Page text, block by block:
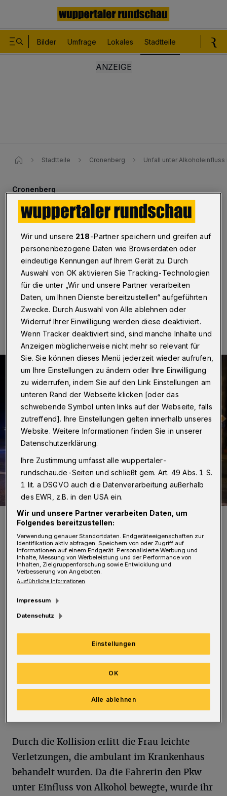
Bilder Umfrage Lokales Stadtteile
Stadtteile Cronenberg Unfall unter
Cronenberg
Unfall unter Alkoholeinfluss
Wuppertal·Am frühen Montag (21. Oktober 2024)
gegen 3:20 Uhr hat sich auf der Straße Wahlert zur
Kohlfurther Brücke ein Verkehrsunfall ereignet, bei dem
eine 40-Jährige leichte Verletzungen erlitt.
21.10.2024 , 11:25 Uhr Eine Minute Lesezeit
Symbolbild.
Foto: Christoph Petersen
D
Polizei mit ihrem Mazda CX-5 in
Richtung L74 unterwegs. Als sie nach links auf
wollte, kam ihr Wagen nach rechts von der
Fahrbahn ab. Dabei kollidierte das Auto mit
einem Verkehrszeichen, einem
Begrenzungszaun und einem Baum.
Anschließend blieb das Fahrzeug stehen.
Durch die Kollision erlitt die Frau leichte
Verletzungen, die ambulant im Krankenhaus
behandelt wurden. Da die Fahrerin den Pkw
unter Einfluss von Alkohol bewegte, wurde ihr
Wir und unsere 218-Partner speichern und greifen auf
personenbezogene Daten wie Browserdaten oder
eindeutige Kennungen auf Ihrem Gerät zu. Durch
Auswahl von OK aktivieren Sie Tracking-Technologien
für die unter „Wir und unsere Partner verarbeiten
Daten, um Ihnen Dienste bereitzustellen“ aufgeführten
Zwecke. Durch Auswahl von Alle ablehnen oder
Widerruf Ihrer Einwilligung werden diese deaktiviert.
Wenn Tracker deaktiviert sind, sind manche Inhalte und
Anzeigen möglicherweise nicht mehr so relevant für
Sie. Sie können dieses Menü jederzeit wieder aufrufen,
um Ihre Einstellungen zu ändern oder Ihre Einwilligung
zu widerrufen, indem Sie auf den Link Einstellungen am
unteren Rand der Webseite klicken [oder das
schwebende Symbol unten links auf der Webseite, falls
zutreffend]. Ihre Einstellungen gelten innerhalb unseres
Website. Weitere Informationen finden Sie in unserer
Datenschutzerklärung.
Ihre Zustimmung umfasst alle wuppertaler-
rundschau.de-Seiten und schließt gem. Art. 49 Abs. 1 S.
1 lit. a DSGVO auch die Datenverarbeitung außerhalb
des EWR, z.B. in den USA ein.
Wir und unsere Partner verarbeiten Daten, um
Folgendes bereitzustellen:
Verwendung genauer Standortdaten. Endgeräteeigenschaften zur
Identifikation aktiv abfragen. Speichern von oder Zugriff auf
Informationen auf einem Endgerät. Personalisierte Werbung und
Inhalte, Messung von Werbeleistung und der Performance von
Inhalten, Zielgruppenforschung sowie Entwicklung und
Verbesserung von Angeboten.
Ausführliche Informationen
Impressum
Datenschutz
Einstellungen
Alle ablehnen
OK